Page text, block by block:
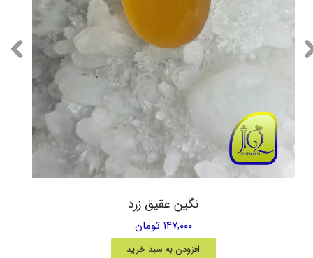
نگین عقیق زرد
۱۴۷,۰۰۰ تومان
افزودن به سبد خرید